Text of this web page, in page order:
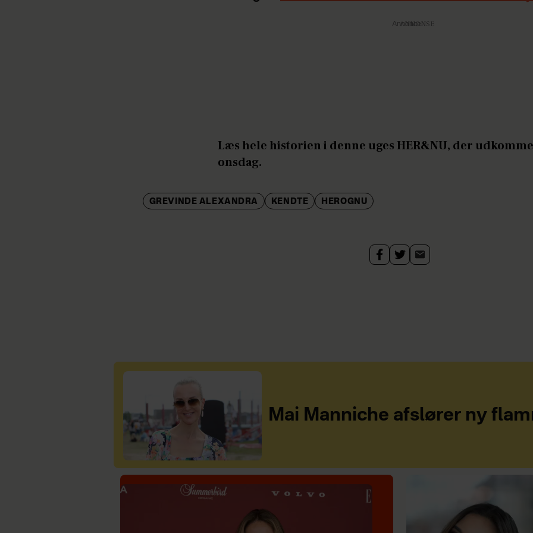
Annonce
Læs hele historien i denne uges HER&NU, der
onsdag.
GREVINDE ALEXANDRA KENDTE HEROGNU
Mai Manniche afslører ny